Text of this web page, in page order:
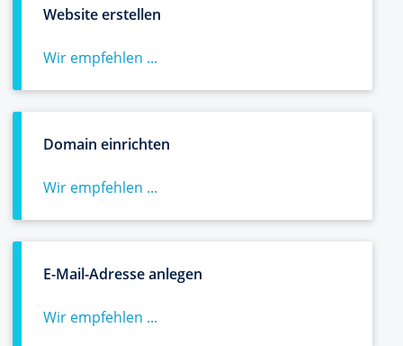
Website erstellen
Wir empfehlen ...
Domain einrichten
Wir empfehlen ...
E-Mail-Adresse anlegen
Wir empfehlen ...